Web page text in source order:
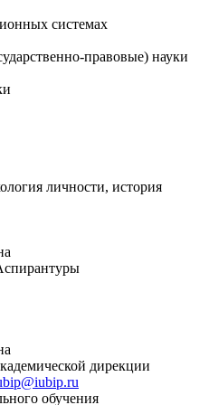
системах
правовые) науки
личности, история
дирекции